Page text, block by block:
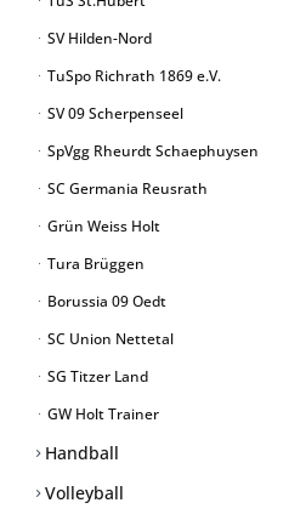
SV Hilden-Nord
TuSpo Richrath 1869 e.V.
SV 09 Scherpenseel
SpVgg Rheurdt Schaephuysen
SC Germania Reusrath
Grün Weiss Holt
Tura Brüggen
Borussia 09 Oedt
SC Union Nettetal
SG Titzer Land
GW Holt Trainer
Handball
Volleyball